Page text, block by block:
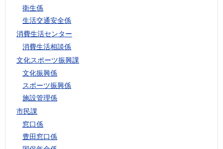
衛生係
生活交通安全係
消費生活センター
消費生活相談係
文化スポーツ振興課
文化振興係
スポーツ振興係
施設管理係
市民課
窓口係
豊田窓口係